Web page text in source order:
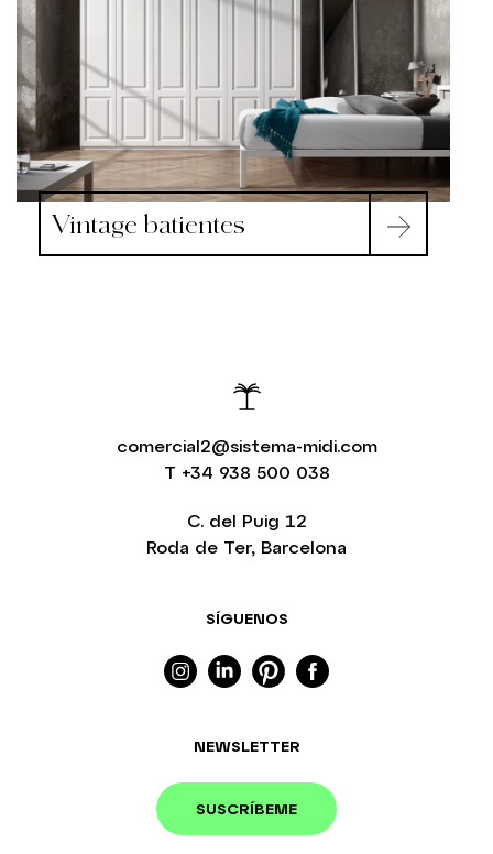
Vintage batientes
comercial2@sistema-midi.com
T +34 938 500 038
SÍGUENOS
NEWSLETTER
SUSCRÍBEME
C. del Puig 12
Roda de Ter, Barcelona